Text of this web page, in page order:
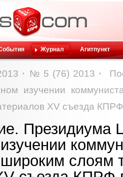
Журнал Агитпункт
№ 5 (76) 2013
изучении
XV съезда
слоям